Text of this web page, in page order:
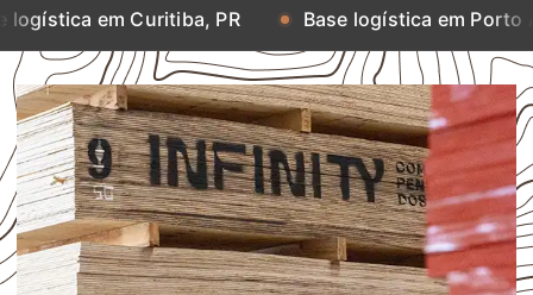
Curitiba, PR Base logística em Porto Alegre, RS